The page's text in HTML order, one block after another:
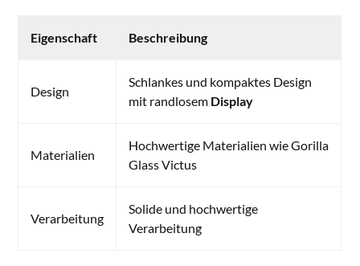
Eigenschaft Beschreibung
Design
Schlankes und kompaktes Design
mit randlosem Display
Materialien
Hochwertige Materialien wie Gorilla
Glass Victus
Verarbeitung
Solide und hochwertige
Verarbeitung